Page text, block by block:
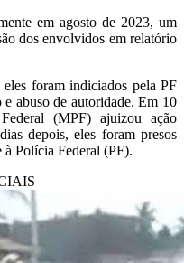
em agosto de 2023, um
dos envolvidos em relatório
foram indiciados pela PF
abuso de autoridade. Em 10
(MPF) ajuizou ação
depois, eles foram presos
à Polícia Federal (PF).